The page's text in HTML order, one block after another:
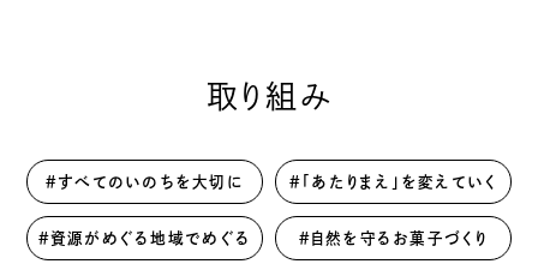
取り組み
＃すべてのいのちを大切に ＃「あたりまえ」を変えていく
＃資源がめぐる地域でめぐる ＃自然を守るお菓子づくり